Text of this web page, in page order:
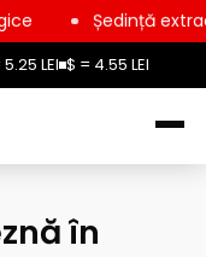
LEI $ = 4.55 LEI
extraordinară la
în